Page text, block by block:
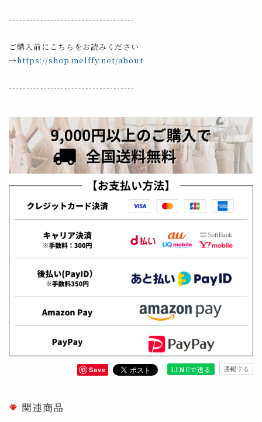
------------------------------------
ご購入前にこちらをお読みください
→https://shop.melffy.net/about
------------------------------------
Save LINEで送る 通報する
関連商品